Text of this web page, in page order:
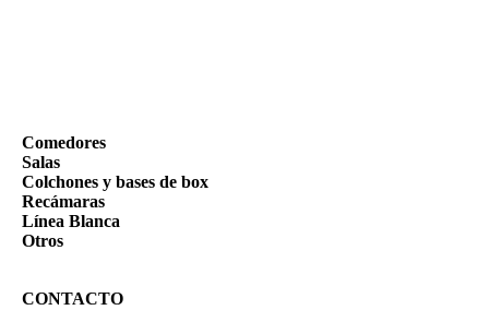
Comedores
Salas
Colchones y bases de box
Recámaras
Línea Blanca
Otros
CONTACTO